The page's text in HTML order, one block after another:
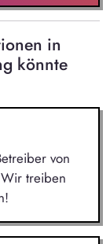
in
könnte
von
treiben